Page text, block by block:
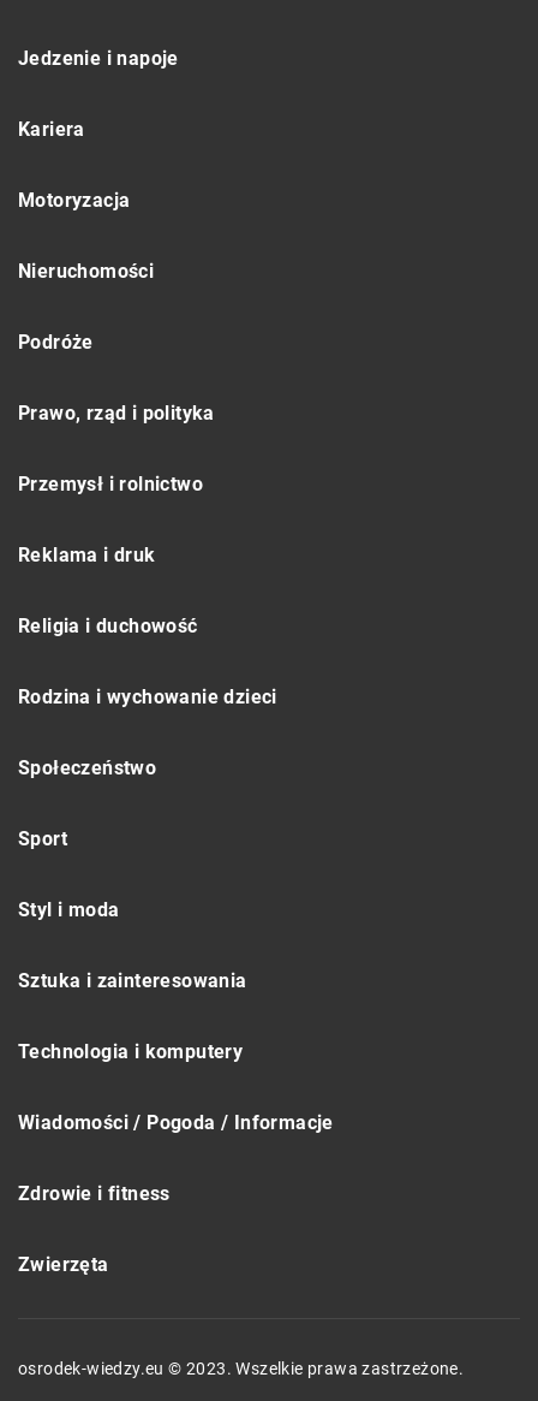
Jedzenie i napoje
Kariera
Motoryzacja
Nieruchomości
Podróże
Prawo, rząd i polityka
Przemysł i rolnictwo
Reklama i druk
Religia i duchowość
Rodzina i wychowanie dzieci
Społeczeństwo
Sport
Styl i moda
Sztuka i zainteresowania
Technologia i komputery
Wiadomości / Pogoda / Informacje
Zdrowie i fitness
Zwierzęta
osrodek-wiedzy.eu © 2023. Wszelkie prawa zastrzeżone.